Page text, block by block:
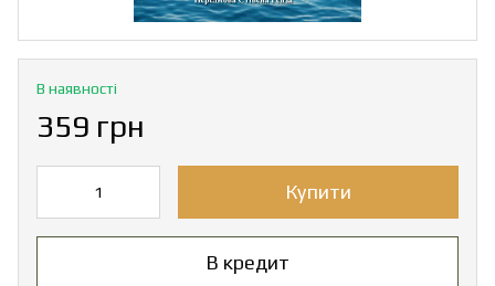
В наявності
359 грн
Купити
В кредит